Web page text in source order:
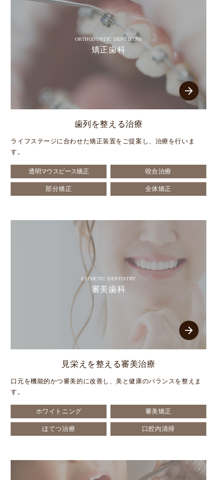
ORTHODONTIC DENTISTRY
矯正歯科
arrow_forward
歯列を整える治療
ライフステージに合わせた矯正装置をご提案し、治療を行いま
す。
透明マウスピース矯正 咬合治療
部分矯正 全体矯正
ESTHETIC DENTISTRY
審美歯科
arrow_forward
見栄えを整える審美治療
口元を機能的かつ審美的に改善し、美と健康のバランスを整えま
す。
ホワイトニング 審美矯正
ほてつ治療 口腔内清掃